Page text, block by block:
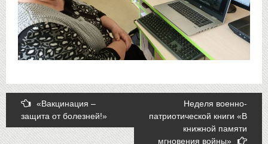
Post
navigation
«Вакцинация –
защита от болезней!»
Неделя военно-
патриотической книги «В
книжной памяти
мгновения войны»